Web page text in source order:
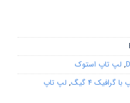
, لپ تاپ استوک
گرافیک 4 گیگ , لپ تاپ